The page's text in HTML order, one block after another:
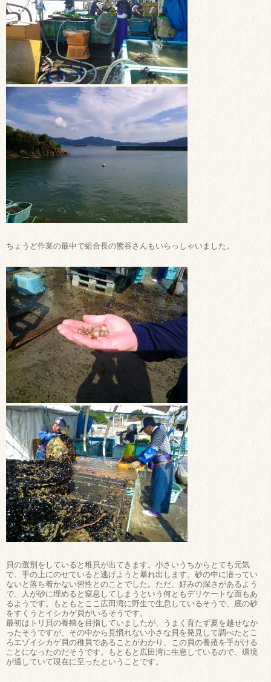
ちょうど作業の最中で組合長の熊谷さんもいらっしゃいました。
貝の選別をしていると稚貝が出てきます。小さいうちからとても元気
で、手の上にのせていると逃げようと暴れ出します。砂の中に潜ってい
ないと落ち着かない習性とのことでした。ただ、好みの深さがあるよう
で、人が砂に埋めると窒息してしまうという何ともデリケートな面もあ
るようです。もともとここ広田湾に野生で生息しているそうで、底の砂
をすくうとイシカゲ貝がいるそうです。
最初はトリ貝の養殖を目指していましたが、うまく育たず夏を越せなか
ったそうですが、その中から見慣れない小さな貝を発見して調べたとこ
ろエゾイシカゲ貝の稚貝であることがわかり、この貝の養殖を手がける
ことになったのだそうです。もともと広田湾に生息しているので、環境
が適していて現在に至ったということです。